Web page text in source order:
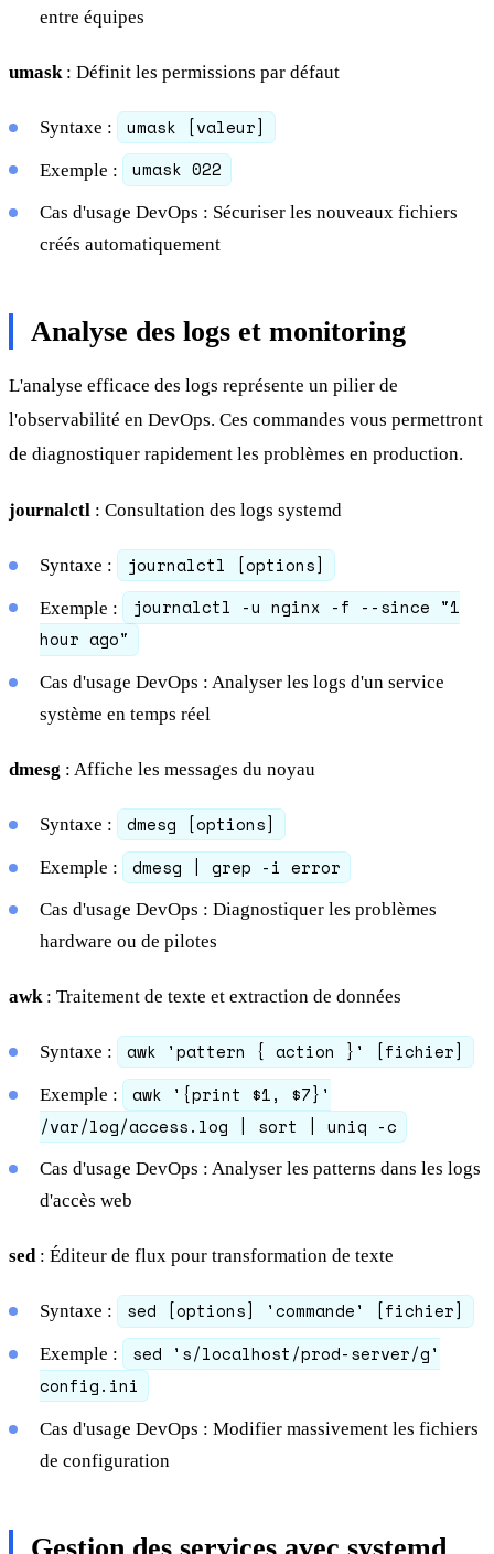
entre équipes
umask: Définit les permissions par défaut
Syntaxe : umask [valeur]
Exemple : umask 022
Cas d'usage DevOps : Sécuriser les nouveaux fichiers
créés automatiquement
Analyse des logs et monitoring
L'analyse efficace des logs représente un pilier de
l'observabilité en DevOps. Ces commandes vous permettront
de diagnostiquer rapidement les problèmes en production.
journalctl : Consultation des logs systemd
Syntaxe : journalctl [options]
Exemple :
journalctl -u nginx -f --since "1
hour ago"
Cas d'usage DevOps : Analyser les logs d'un service
système en temps réel
dmesg : Affiche les messages du noyau
Syntaxe : dmesg [options]
Exemple : dmesg | grep -i error
Cas d'usage DevOps : Diagnostiquer les problèmes
hardware ou de pilotes
awk: Traitement de texte et extraction de données
Syntaxe : awk 'pattern { action }' [fichier]
Exemple :
awk '{print $1, $7}'
/var/log/access.log | sort | uniq -c
Cas d'usage DevOps : Analyser les patterns dans les logs
d'accès web
sed: Éditeur de flux pour transformation de texte
Syntaxe : sed [options] 'commande' [fichier]
Exemple :
sed 's/localhost/prod-server/g'
config.ini
Cas d'usage DevOps : Modifier massivement les fichiers
de configuration
Gestion des services avec systemd